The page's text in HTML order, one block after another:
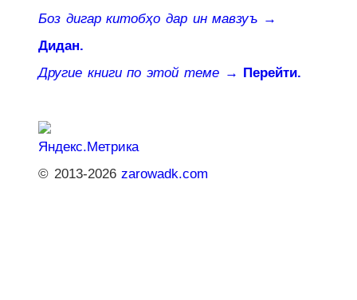
Боз дигар китобҳо дар ин мавзуъ →
Дидан.
Другие книги по этой теме → Перейти.
© 2013-2026zarowadk.com